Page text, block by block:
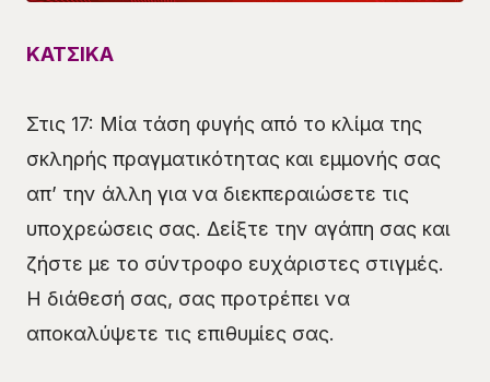
ΚΑΤΣΙΚΑ
Στις 17: Μία τάση φυγής από το κλίμα της
σκληρής πραγματικότητας και εμμονής σας
απ’ την άλλη για να διεκπεραιώσετε τις
υποχρεώσεις σας. Δείξτε την αγάπη σας και
ζήστε με το σύντροφο ευχάριστες στιγμές.
Η διάθεσή σας, σας προτρέπει να
αποκαλύψετε τις επιθυμίες σας.